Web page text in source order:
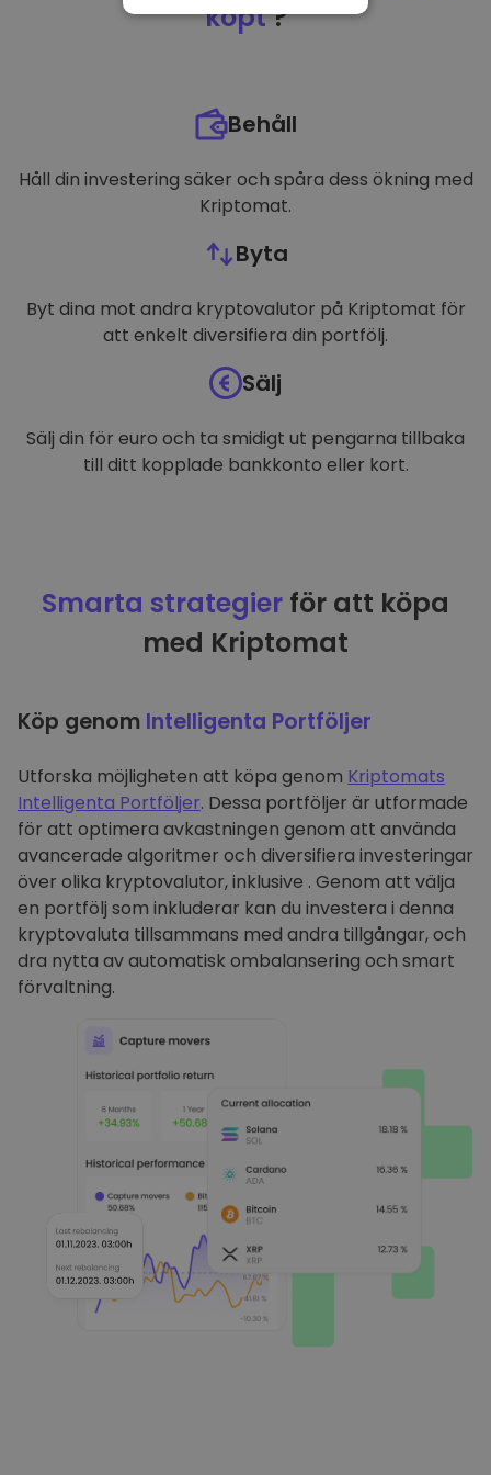
köpt?
Behåll
Håll din investering säker och spåra dess ökning med
Kriptomat.
Byta
Byt dina mot andra kryptovalutor på Kriptomat för
att enkelt diversifiera din portfölj.
Sälj
Sälj din för euro och ta smidigt ut pengarna tillbaka
till ditt kopplade bankkonto eller kort.
Smarta strategier för att köpa
med Kriptomat
Köp genom Intelligenta Portföljer
Utforska möjligheten att köpa genom Kriptomats
Intelligenta Portföljer. Dessa portföljer är utformade
för att optimera avkastningen genom att använda
avancerade algoritmer och diversifiera investeringar
över olika kryptovalutor, inklusive . Genom att välja
en portfölj som inkluderar kan du investera i denna
kryptovaluta tillsammans med andra tillgångar, och
dra nytta av automatisk ombalansering och smart
förvaltning.
PRESTANDA
FUNKTIONER